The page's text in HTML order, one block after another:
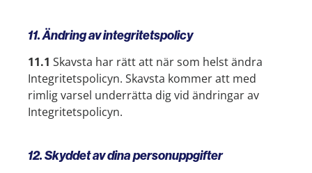
11. Ändring av integritetspolicy
11.1 Skavsta har rätt att när som helst ändra
Integritetspolicyn. Skavsta kommer att med
rimlig varsel underrätta dig vid ändringar av
Integritetspolicyn.
12. Skyddet av dina personuppgifter